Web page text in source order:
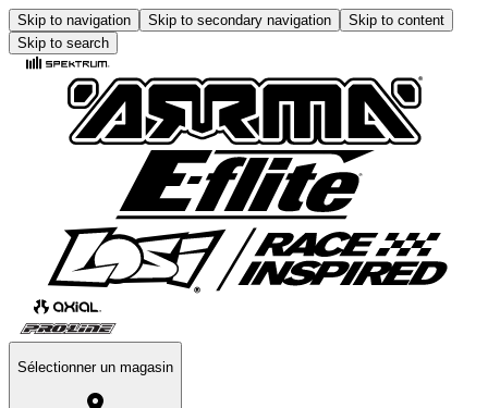
Skip to navigation Skip to secondary navigation
Skip to content
Skip to search
Sélectionner un magasin